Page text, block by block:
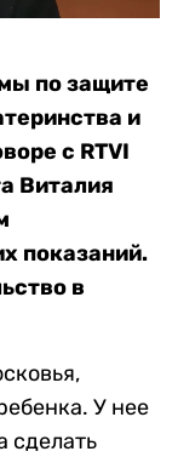
по защите
и
с RTVI
Виталия
показаний.
в
У нее
сделать